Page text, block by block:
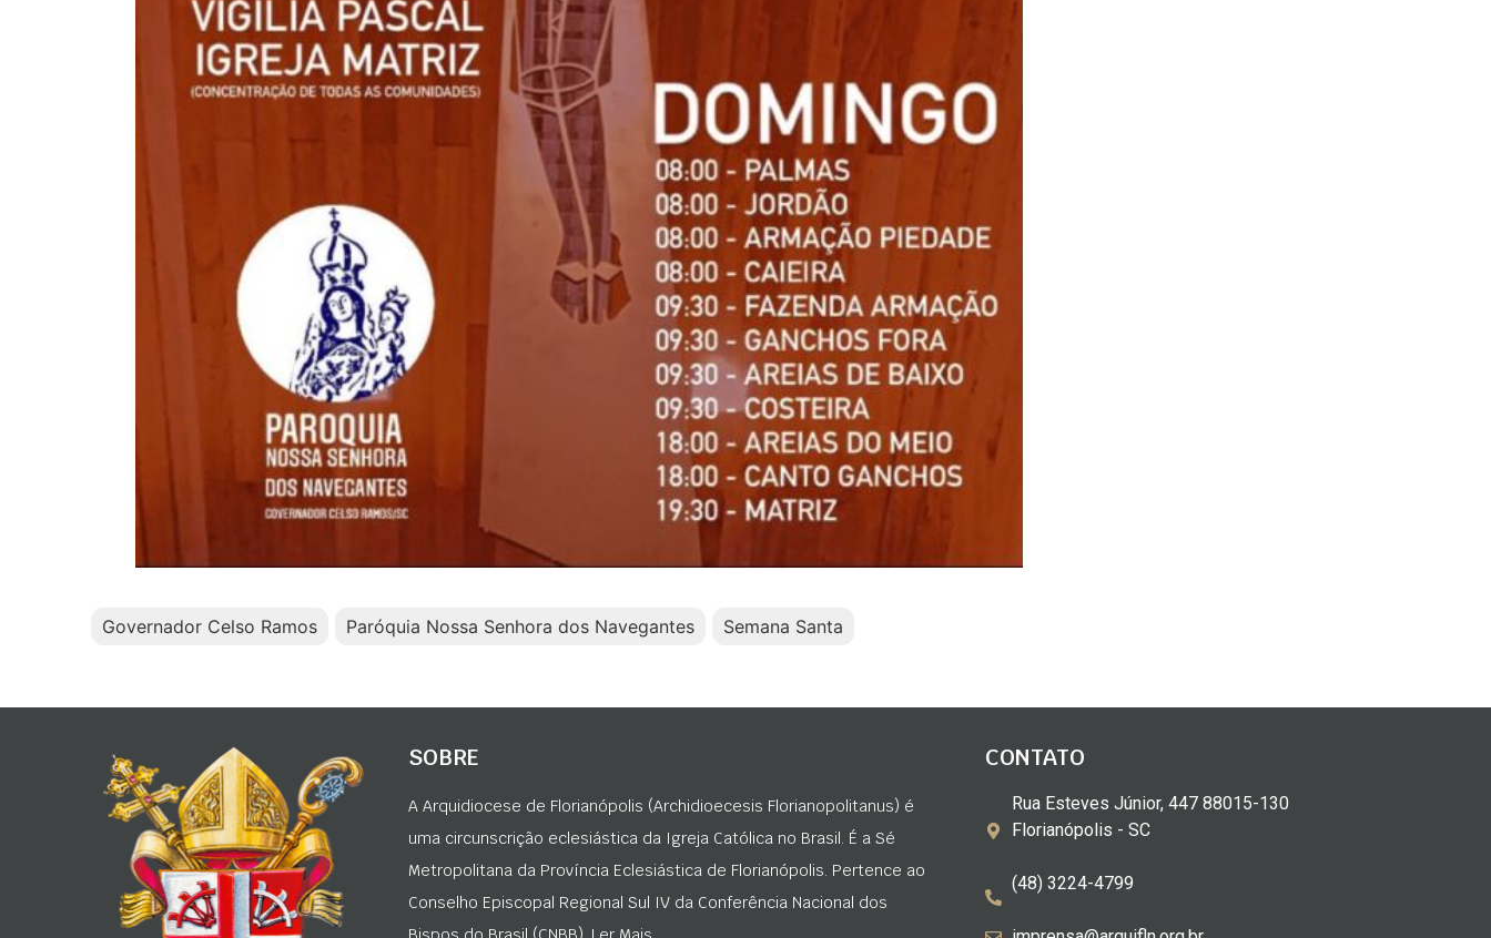
Governador Celso Ramos Paróquia Nossa Senhora dos Navegantes Semana Santa
SOBRE
A Arquidiocese de Florianópolis (Archidioecesis Florianopolitanus) é
uma circunscrição eclesiástica da Igreja Católica no Brasil. É a Sé
Metropolitana da Província Eclesiástica de Florianópolis. Pertence ao
Conselho Episcopal Regional Sul IV da Conferência Nacional dos
CONTATO
Rua Esteves Júnior, 447 88015-130
Florianópolis - SC
(48) 3224-4799